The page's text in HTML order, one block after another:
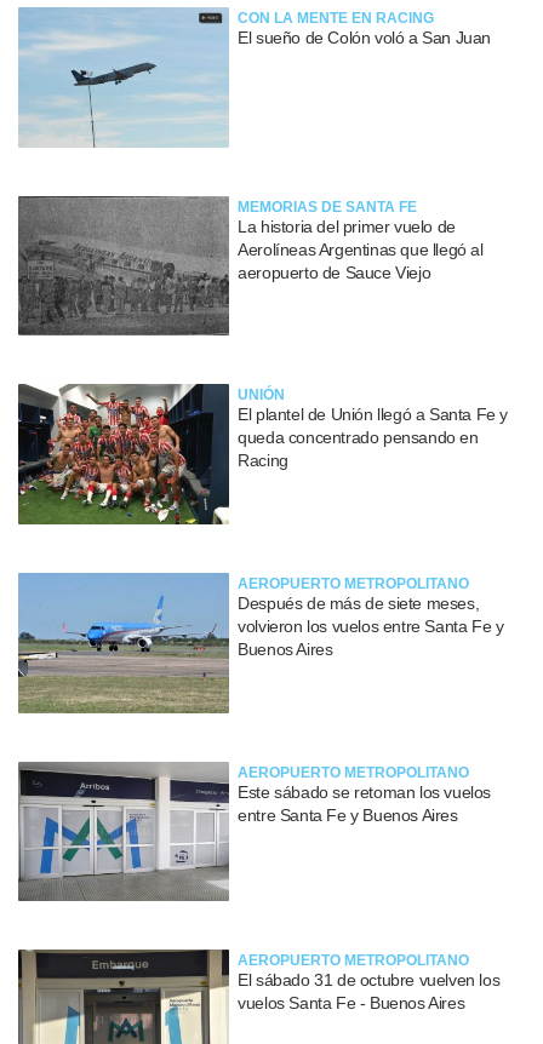
CON LA MENTE EN RACING
El sueño de Colón voló a San Juan
MEMORIAS DE SANTA FE
La historia del primer vuelo de
Aerolíneas Argentinas que llegó al
aeropuerto de Sauce Viejo
UNIÓN
El plantel de Unión llegó a Santa Fe y
queda concentrado pensando en
Racing
AEROPUERTO METROPOLITANO
Después de más de siete meses,
volvieron los vuelos entre Santa Fe y
Buenos Aires
AEROPUERTO METROPOLITANO
Este sábado se retoman los vuelos
entre Santa Fe y Buenos Aires
AEROPUERTO METROPOLITANO
El sábado 31 de octubre vuelven los
vuelos Santa Fe - Buenos Aires